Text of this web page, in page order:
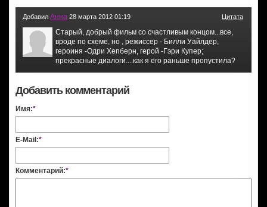
Добавил Анна 28 марта 2012 01:19 Цитата
Старый, добрый фильм со счастливым концом...все,
вроде по схеме, но , режиссер - Билли Уайлдер,
героиня -Одри Хепберн, герой -Гэри Купер;
прекрасные диалоги....как я его раньше пропустила?
Добавить комментарий
Имя:*
E-Mail:*
Комментарий:*